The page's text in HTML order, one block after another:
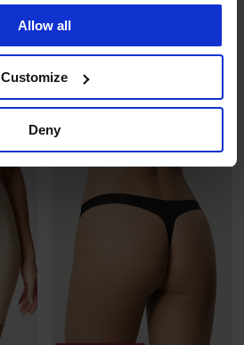
Allow all
Customize
Deny
Kalhotky s nohavičkou
279 Kčakce 3+1 ZDARMA
209 Kč